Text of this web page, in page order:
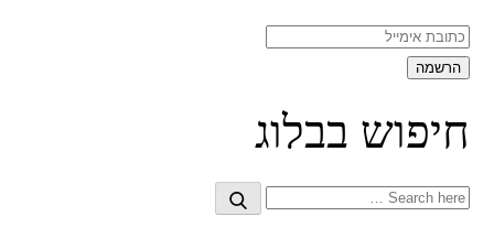
חיפוש בבלוג
Search
Search